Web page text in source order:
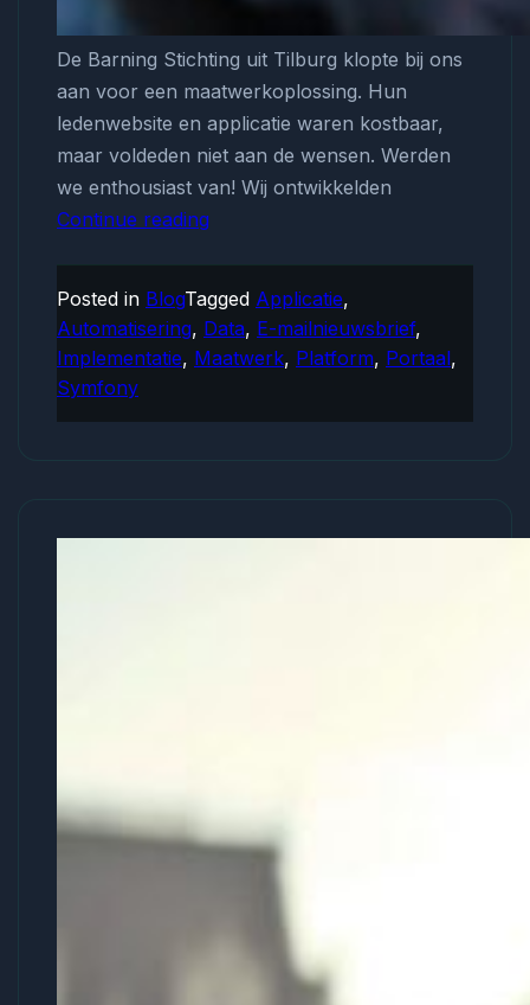
De Barning Stichting uit Tilburg klopte bij ons
aan voor een maatwerkoplossing. Hun
ledenwebsite en applicatie waren kostbaar,
maar voldeden niet aan de wensen. Werden
we enthousiast van! Wij ontwikkelden
Continue reading
stichting
wetenschappelijke
Posted in BlogTagged Applicatie,
Automatisering, Data, E-mailnieuwsbrief,
Implementatie, Maatwerk, Platform, Portaal,
Symfony